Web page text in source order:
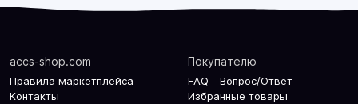
accs-shop.com
Правила маркетплейса
Контакты
Покупателю
FAQ - Вопрос/Ответ
Избранные товары